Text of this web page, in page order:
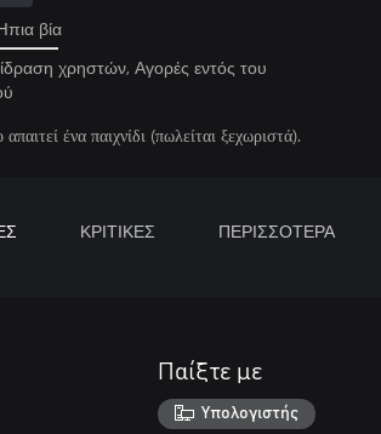
βία
χρηστών, Αγορές εντός του
ένα παιχνίδι (πωλείται ξεχωριστά).
ΚΡΙΤΙΚΕΣ ΠΕΡΙΣΣΟΤΕΡΑ
Παίξτε με
Υπολογιστής